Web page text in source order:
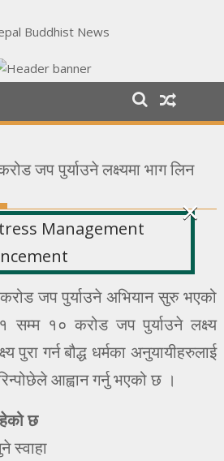
जप पुर्याउने लक्ष्यमा भाग लिन
जप पुर्याउने अभियान सुरु भएको
१० करोड जप पुर्याउने लक्ष्य
गर्न बौद्ध धर्मका अनुयायीहरुलाई
आह्वान गर्नु भएको छ ।
छ
स्वाहा
×